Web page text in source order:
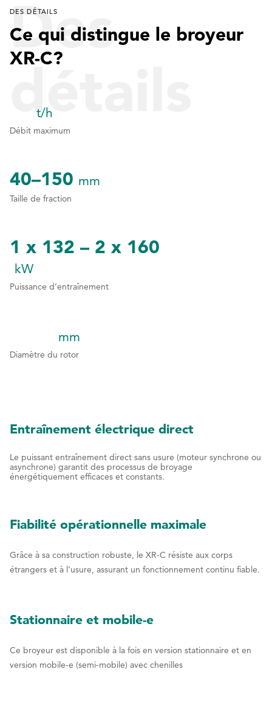
Des
détails
DES DÉTAILS
Ce qui distingue le broyeur
XR-C?
1
3
4
1
3
4
6
7
0
t/h
Débit maximum
40–150 mm
Taille de fraction
1 x 132 – 2 x 160
kW
Puissance d’entraînement
11
4
5
6
8
9
0
1
4
5
6
8
9
0
1
4
5
6
8
0
mm
Diamètre du rotor
Entraînement électrique direct
Le puissant entraînement direct sans usure (moteur synchrone ou
asynchrone) garantit des processus de broyage
énergétiquement efficaces et constants.
Fiabilité opérationnelle maximale
Grâce à sa construction robuste, le XR-C résiste aux corps
étrangers et à l’usure, assurant un fonctionnement continu fiable.
Stationnaire et mobile-e
Ce broyeur est disponible à la fois en version stationnaire et en
version mobile-e (semi-mobile) avec chenilles